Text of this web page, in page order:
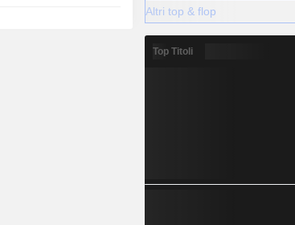
Altri top & flop
Top Titoli